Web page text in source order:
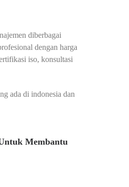
diberbagai
dengan harga
iso, konsultasi
ada di indonesia dan
Membantu